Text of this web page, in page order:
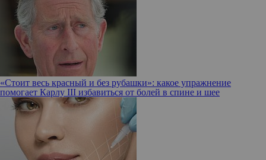
«Стоит весь красный и без рубашки»: какое упражнение
помогает Карлу III избавиться от болей в спине и шее